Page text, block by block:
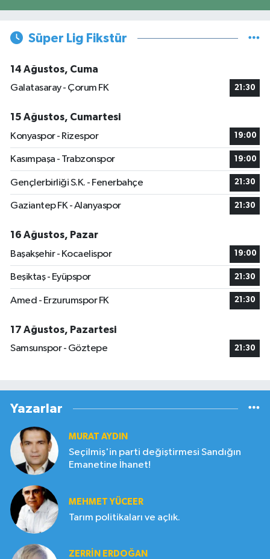
Süper Lig Fikstür
14 Ağustos, Cuma
Galatasaray - Çorum FK
21:30
15 Ağustos, Cumartesi
Konyaspor - Rizespor
19:00
Kasımpaşa - Trabzonspor 19:00
Gençlerbirliği S.K. - Fenerbahçe 21:30
Gaziantep FK - Alanyaspor 21:30
16 Ağustos, Pazar
Başakşehir - Kocaelispor
19:00
Beşiktaş - Eyüpspor 21:30
Amed - Erzurumspor FK 21:30
17 Ağustos, Pazartesi
Samsunspor - Göztepe
21:30
Yazarlar
MURAT AYDIN
Seçilmiş'in parti değiştirmesi Sandığın
Emanetine İhanet!
MEHMET YÜCEER
Tarım politikaları ve açlık.
ZERRIN ERDOĞAN